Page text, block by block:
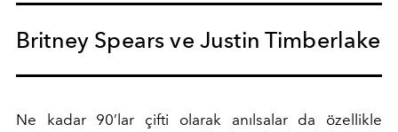
Britney Spears ve Justin Timberlake
Ne kadar 90’lar çifti olarak anılsalar da özellikle